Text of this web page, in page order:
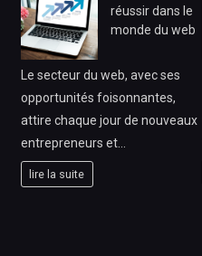
réussir dans le
monde du web
Le secteur du web, avec ses
opportunités foisonnantes,
attire chaque jour de nouveaux
entrepreneurs et…
lire la suite